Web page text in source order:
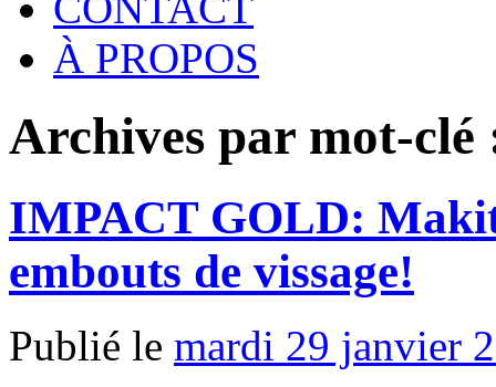
À PROPOS
Archives par mot-
IMPACT GOLD:
embouts de vissage!
Publié le mardi 29 janvier